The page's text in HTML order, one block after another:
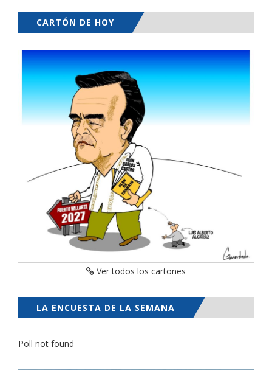
CARTÓN DE HOY
Ver todos los cartones
LA ENCUESTA DE LA SEMANA
Poll not found